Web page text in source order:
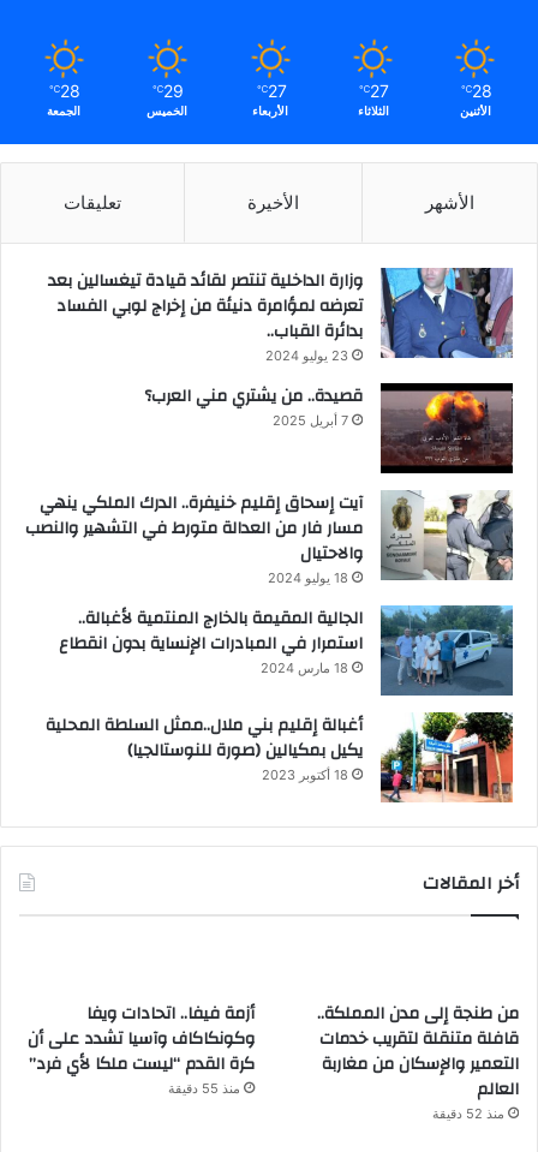
28
℃
الأثنين
27
℃
الثلاثاء
27
℃
الأربعاء
29
℃
الخميس
28
℃
الجمعة
الأشهر الأخيرة تعليقات
وزارة الداخلية تنتصر لقائد قيادة تيغسالين بعد
تعرضه لمؤامرة دنيئة من إخراج لوبي الفساد
بدائرة القباب..
23 يوليو 2024
قصيدة.. من يشتري مني العرب؟
7 أبريل 2025
آيت إسحاق إقليم خنيفرة.. الدرك الملكي ينهي
مسار فار من العدالة متورط في التشهير والنصب
والاحتيال
18 يوليو 2024
الجالية المقيمة بالخارج المنتمية لأغبالة..
استمرار في المبادرات الإنساية بدون انقطاع
18 مارس 2024
أغبالة إقليم بني ملال..ممثل السلطة المحلية
يكيل بمكيالين (صورة للنوستالجيا)
18 أكتوبر 2023
أخر المقالات
من طنجة إلى مدن المملكة..
قافلة متنقلة لتقريب خدمات
التعمير والإسكان من مغاربة
العالم
منذ 52 دقيقة
أزمة فيفا.. اتحادات ويفا
وكونكاكاف وآسيا تشدد على أن
كرة القدم “ليست ملكا لأي فرد”
منذ 55 دقيقة